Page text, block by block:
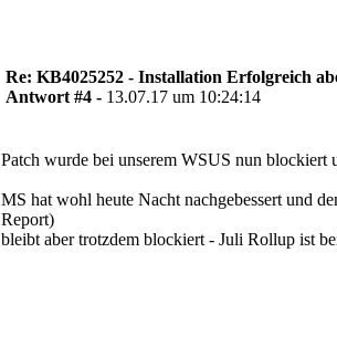
Re: KB4025252 - Installation Erfolgreich
Antwort #4 - 13.07.17 um 10:24:14
Patch wurde bei unserem WSUS nun blockiert
MS hat wohl heute Nacht nachgebessert und
Report)
bleibt aber trotzdem blockiert - Juli Rollup ist